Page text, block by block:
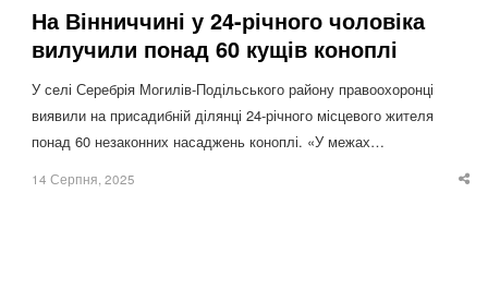
На Вінниччині у 24-річного чоловіка
вилучили понад 60 кущів коноплі
У селі Серебрія Могилів-Подільського району правоохоронці
виявили на присадибній ділянці 24-річного місцевого жителя
понад 60 незаконних насаджень коноплі. «У межах…
14 Серпня, 2025